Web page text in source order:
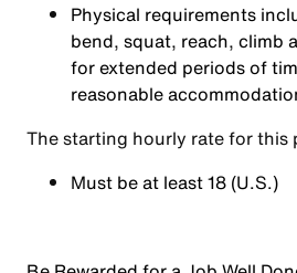
Physical requirements
bend, squat, reach, climb
for extended periods of
reasonable
The starting hourly rate for this
Must be at least 18 (U.S.)